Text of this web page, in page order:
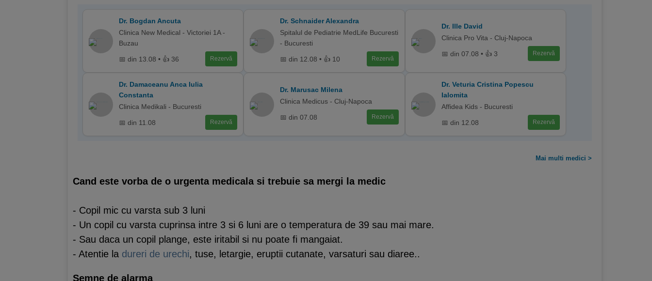
Dr. Bogdan Ancuta
Clinica New Medical - Victoriei 1A -
Buzau
📅 din 13.08 • 👍 36 Rezervă
Dr. Schnaider Alexandra
Spitalul de Pediatrie MedLife Bucuresti
- Bucuresti
📅 din 12.08 • 👍 10 Rezervă
Dr. Ille David
Clinica Pro Vita - Cluj-Napoca
📅 din 07.08 • 👍 3 Rezervă
Dr. Damaceanu Anca Iulia
Constanta
Clinica Medikali - Bucuresti
📅 din 11.08 Rezervă
Dr. Marusac Milena
Clinica Medicus - Cluj-Napoca
📅 din 07.08 Rezervă
Dr. Veturia Cristina Popescu
Ialomita
Affidea Kids - Bucuresti
📅 din 12.08 Rezervă
Mai multi medici >
Cand este vorba de o urgenta medicala si trebuie sa mergi la medic
- Copil mic cu varsta sub 3 luni
- Un copil cu varsta cuprinsa intre 3 si 6 luni are o temperatura de 39 sau mai mare.
- Sau daca un copil plange, este iritabil si nu poate fi mangaiat.
- Atentie la dureri de urechi, tuse, letargie, eruptii cutanate, varsaturi sau diaree..
Semne de alarma